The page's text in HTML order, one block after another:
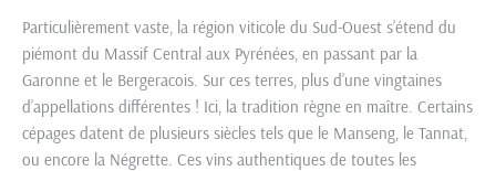
Particulièrement vaste, la région viticole du Sud-Ouest s’étend du
piémont du Massif Central aux Pyrénées, en passant par la
Garonne et le Bergeracois. Sur ces terres, plus d’une vingtaines
d’appellations différentes ! Ici, la tradition règne en maître. Certains
cépages datent de plusieurs siècles tels que le Manseng, le Tannat,
ou encore la Négrette. Ces vins authentiques de toutes les